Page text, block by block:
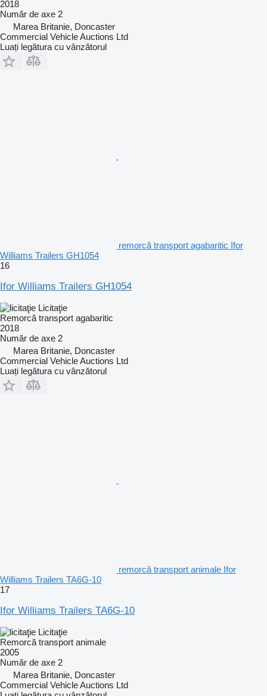
2018
Număr de axe 2
Marea Britanie, Doncaster
Commercial Vehicle Auctions Ltd
Luați legătura cu vânzătorul
remorcă transport agabaritic Ifor
Williams Trailers GH1054
16
Ifor Williams Trailers GH1054
Licitaţie
Remorcă transport agabaritic
2018
Număr de axe 2
Marea Britanie, Doncaster
Commercial Vehicle Auctions Ltd
Luați legătura cu vânzătorul
remorcă transport animale Ifor
Williams Trailers TA6G-10
17
Ifor Williams Trailers TA6G-10
Licitaţie
Remorcă transport animale
2005
Număr de axe 2
Marea Britanie, Doncaster
Commercial Vehicle Auctions Ltd